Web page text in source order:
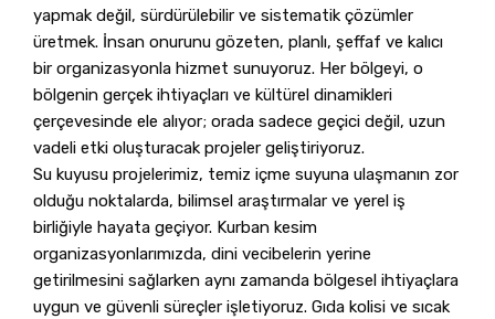
yapmak değil, sürdürülebilir ve sistematik çözümler
üretmek. İnsan onurunu gözeten, planlı, şeffaf ve kalıcı
bir organizasyonla hizmet sunuyoruz. Her bölgeyi, o
bölgenin gerçek ihtiyaçları ve kültürel dinamikleri
çerçevesinde ele alıyor; orada sadece geçici değil, uzun
vadeli etki oluşturacak projeler geliştiriyoruz.
Su kuyusu projelerimiz, temiz içme suyuna ulaşmanın zor
olduğu noktalarda, bilimsel araştırmalar ve yerel iş
birliğiyle hayata geçiyor. Kurban kesim
organizasyonlarımızda, dini vecibelerin yerine
getirilmesini sağlarken aynı zamanda bölgesel ihtiyaçlara
uygun ve güvenli süreçler işletiyoruz. Gıda kolisi ve sıcak